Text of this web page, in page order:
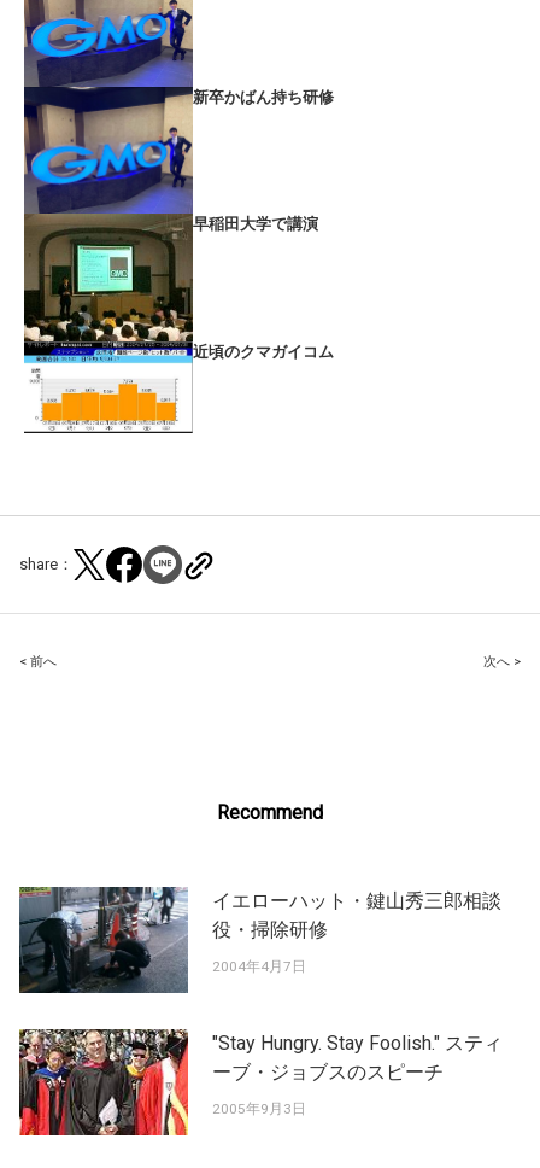
新卒かばん持ち研修
早稲田大学で講演
近頃のクマガイコム
share：
Post
< 前へ 次へ >
Recommend
イエローハット・鍵山秀三郎相談
役・掃除研修
2004年4月7日
"Stay Hungry. Stay Foolish." スティ
ーブ・ジョブスのスピーチ
2005年9月3日